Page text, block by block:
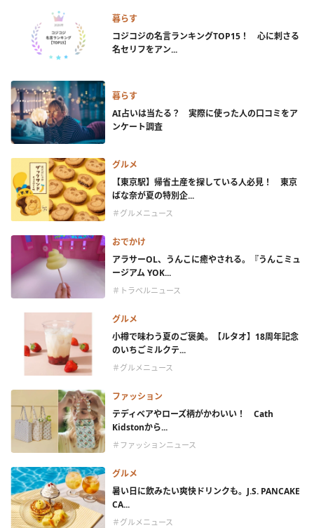
暮らす
コジコジの名言ランキングTOP15！ 心に刺さる
名セリフをアン...
暮らす
AI占いは当たる？ 実際に使った人の口コミをア
ンケート調査
グルメ
【東京駅】帰省土産を探している人必見！ 東京
ばな奈が夏の特別企...
＃グルメニュース
おでかけ
アラサーOL、うんこに癒やされる。『うんこミュ
ージアム YOK...
＃トラベルニュース
グルメ
小樽で味わう夏のご褒美。【ルタオ】18周年記念
のいちごミルクテ...
＃グルメニュース
ファッション
テディベアやローズ柄がかわいい！ Cath
Kidstonから...
＃ファッションニュース
グルメ
暑い日に飲みたい爽快ドリンクも。J.S. PANCAKE
CA...
＃グルメニュース